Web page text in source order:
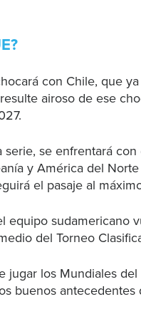
con Chile, que
airoso de ese
serie, se enfrentará
y América del
el pasaje al
equipo sudamericano
del Torneo
jugar los Mundiales
buenos